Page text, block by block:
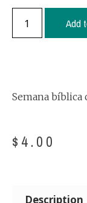
Add
Semana bíblica
$ 4.00
Description